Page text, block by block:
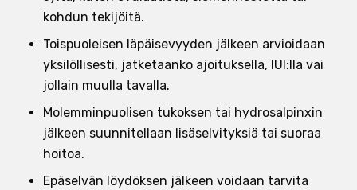
kohdun tekijöitä.
Toispuoleisen läpäisevyyden jälkeen arvioidaan
yksilöllisesti, jatketaanko ajoituksella, IUI:lla vai
jollain muulla tavalla.
Molemminpuolisen tukoksen tai hydrosalpinxin
jälkeen suunnitellaan lisäselvityksiä tai suoraa
hoitoa.
Epäselvän löydöksen jälkeen voidaan tarvita